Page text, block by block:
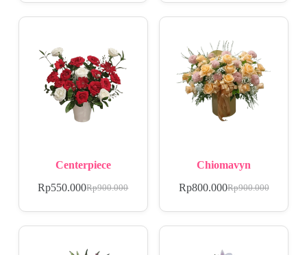
Centerpiece
Rp900.000
Rp550.000
Chiomavyn
Rp900.000
Rp800.000